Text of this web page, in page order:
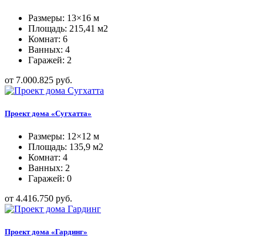
Размеры: 13×16 м
Площадь: 215,41 м2
Комнат: 6
Ванных: 4
Гаражей: 2
от 7.000.825 руб.
Проект дома «Сугхатта»
Размеры: 12×12 м
Площадь: 135,9 м2
Комнат: 4
Ванных: 2
Гаражей: 0
от 4.416.750 руб.
Проект дома «Гардинг»